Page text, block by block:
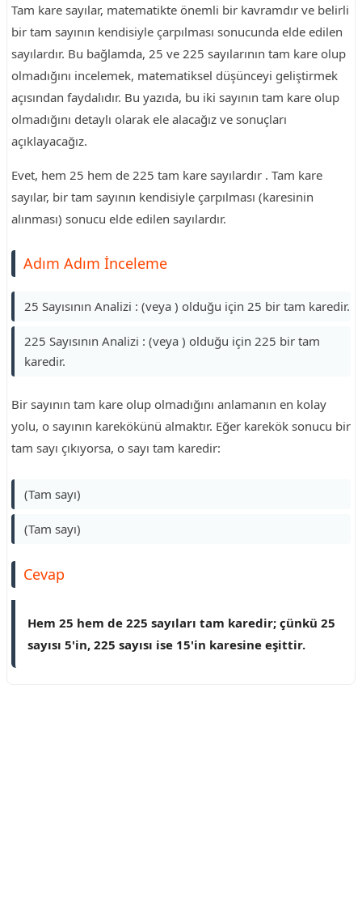
Tam kare sayılar, matematikte önemli bir kavramdır ve belirli
bir tam sayının kendisiyle çarpılması sonucunda elde edilen
sayılardır. Bu bağlamda, 25 ve 225 sayılarının tam kare olup
olmadığını incelemek, matematiksel düşünceyi geliştirmek
açısından faydalıdır. Bu yazıda, bu iki sayının tam kare olup
olmadığını detaylı olarak ele alacağız ve sonuçları
açıklayacağız.
Evet, hem 25 hem de 225 tam kare sayılardır . Tam kare
sayılar, bir tam sayının kendisiyle çarpılması (karesinin
alınması) sonucu elde edilen sayılardır.
Adım Adım İnceleme
25 Sayısının Analizi : (veya ) olduğu için 25 bir tam karedir.
225 Sayısının Analizi : (veya ) olduğu için 225 bir tam
karedir.
Bir sayının tam kare olup olmadığını anlamanın en kolay
yolu, o sayının karekökünü almaktır. Eğer karekök sonucu bir
tam sayı çıkıyorsa, o sayı tam karedir:
(Tam sayı)
(Tam sayı)
Cevap
Hem 25 hem de 225 sayıları tam karedir; çünkü 25
sayısı 5'in, 225 sayısı ise 15'in karesine eşittir.